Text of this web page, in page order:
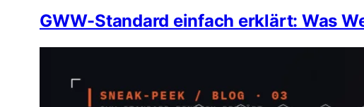
GWW-Standard einfach erklärt: Was